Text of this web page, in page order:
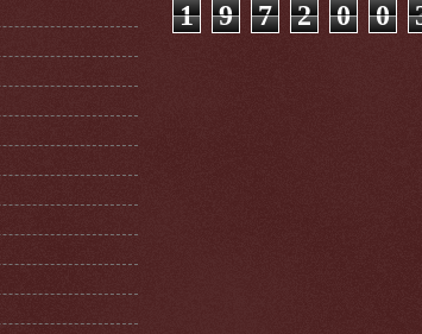
1 9 7 2 0 0